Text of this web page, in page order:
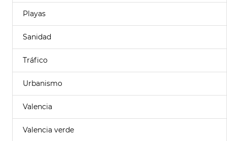
Playas
Sanidad
Tráfico
Urbanismo
Valencia
Valencia verde